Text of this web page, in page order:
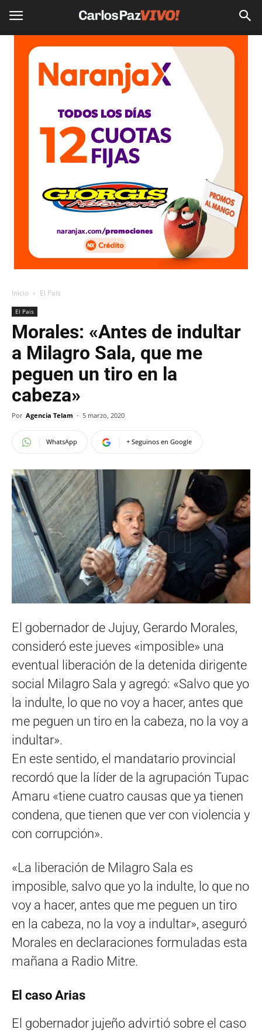
Inicio El Pais
El Pais
Morales: «Antes de indultar
a Milagro Sala, que me
peguen un tiro en la
cabeza»
Por Agencia Telam - 5 marzo, 2020
WhatsApp + Seguinos en Google
El gobernador de Jujuy, Gerardo Morales,
consideró este jueves «imposible» una
eventual liberación de la detenida dirigente
social Milagro Sala y agregó: «Salvo que yo
la indulte, lo que no voy a hacer, antes que
me peguen un tiro en la cabeza, no la voy a
indultar».
En este sentido, el mandatario provincial
recordó que la líder de la agrupación Tupac
Amaru «tiene cuatro causas que ya tienen
condena, que tienen que ver con violencia y
con corrupción».
«La liberación de Milagro Sala es
imposible, salvo que yo la indulte, lo que no
voy a hacer, antes que me peguen un tiro
en la cabeza, no la voy a indultar», aseguró
Morales en declaraciones formuladas esta
mañana a Radio Mitre.
El caso Arias
El gobernador jujeño advirtió sobre el caso